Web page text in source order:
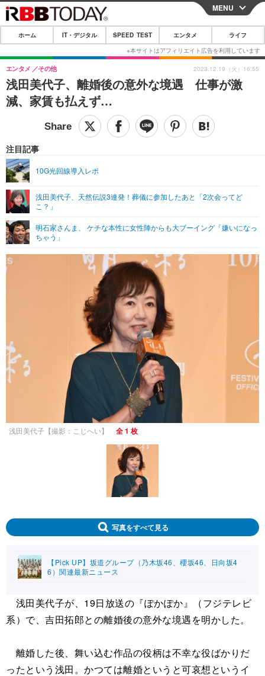
CLOSE
ホーム
IT・デジタル
IT・デジタルTOP スマートフォン
ショッピング その他
SPEED TEST
エンタメTOP 映画・ドラマ
グラビア
ショッピング その他
ライフTOP
リリース一覧
プッシュ通知の停止方法
MENU
ホーム IT・デジタル SPEED TEST エンタメ ライフ
浅田美代子、離婚後の意外な境遇 仕事が激
減、家賃も払えず…
エンタメ その他
注目記事
10G光回線導入レポ
浅田美代子、天然伝説3連発！葬儀に参加したあと「2次会ってど
こ？」
明石家さんま、 ケチな本性に女性陣からも大ブーイング「嫌いになっ
ちゃう」
2023.12.19（火）16:55
浅田美代子【撮影：こじへい】 全 1 枚
写真をすべて見る
【Pick UP】坂道グループ（乃木坂46、櫻坂46、日向坂4
6）関連最新ニュース
浅田美代子が、19日放送の『ぽかぽか』（フジテレビ
系）で、吉田拓郎との離婚後の意外な境遇を明かした。
離婚した後、舞い込む作品の役柄は不幸な役ばかりだ
ったという浅田。かつては離婚というと可哀想というイ